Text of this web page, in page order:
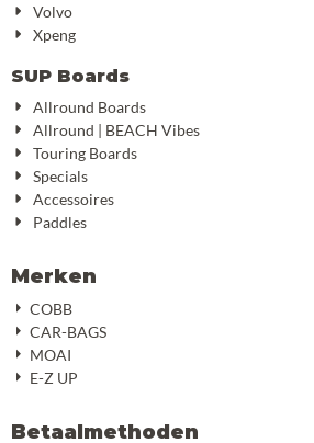
Volvo
Xpeng
SUP Boards
Allround Boards
Allround | BEACH Vibes
Touring Boards
Specials
Accessoires
Paddles
Merken
COBB
CAR-BAGS
MOAI
E-Z UP
Betaalmethoden